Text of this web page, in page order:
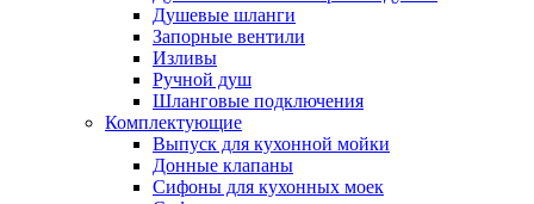
Душевые шланги
Запорные вентили
Изливы
Ручной душ
Шланговые подключения
Комплектующие
Выпуск для кухонной мойки
Донные клапаны
Сифоны для кухонных моек